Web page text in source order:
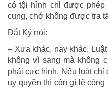
có tội hình chỉ được phép
cung, chớ không được tra
Ðắt Kỷ nói:
– Xưa khác, nay khác.
không vì sang mà không
phải cực hình. Nếu luật chỉ
uy quyền thì còn gì lẽ